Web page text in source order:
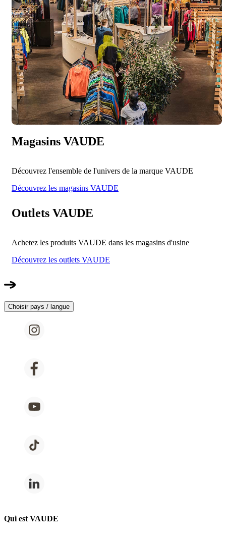
Magasins VAUDE
Découvrez l'ensemble de l'univers de la marque VAUDE
Découvrez les magasins VAUDE
Outlets VAUDE
Achetez les produits VAUDE dans les magasins d'usine
Découvrez les outlets VAUDE
Choisir pays / langue
Qui est VAUDE